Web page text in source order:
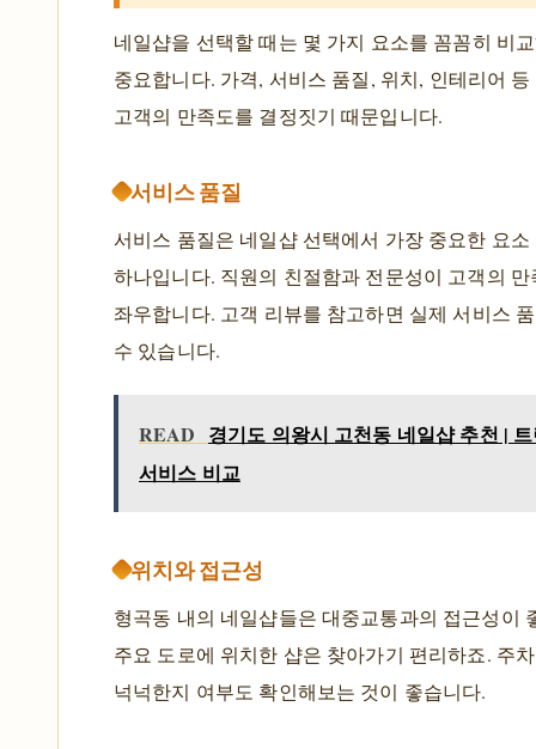
네일샵을 선택할 때는 몇 가지 요소를 꼼꼼히 비
중요합니다. 가격, 서비스 품질, 위치, 인테리어
고객의 만족도를 결정짓기 때문입니다.
서비스 품질
서비스 품질은 네일샵 선택에서 가장 중요한 요소
하나입니다. 직원의 친절함과 전문성이 고객의
좌우합니다. 고객 리뷰를 참고하면 실제 서비스
수 있습니다.
READ 경기도 의왕시 고천동 네일샵 추천 |
서비스 비교
위치와 접근성
형곡동 내의 네일샵들은 대중교통과의 접근성이
주요 도로에 위치한 샵은 찾아가기 편리하죠. 주
넉넉한지 여부도 확인해보는 것이 좋습니다.